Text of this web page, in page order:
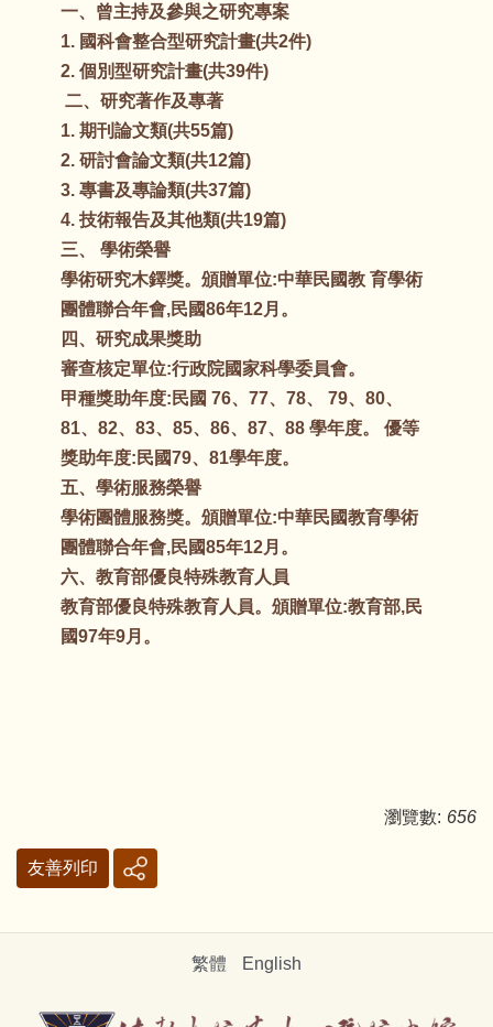
一、曾主持及參與之研究專案
1. 國科會整合型研究計畫(共2件)
2. 個別型研究計畫(共39件)
二、研究著作及專著
1. 期刊論文類(共55篇)
2. 研討會論文類(共12篇)
3. 專書及專論類(共37篇)
4. 技術報告及其他類(共19篇)
三、 學術榮譽
學術研究木鐸獎。頒贈單位:中華民國教 育學術
團體聯合年會,民國86年12月。
四、研究成果獎助
審查核定單位:行政院國家科學委員會。
甲種獎助年度:民國 76、77、78、 79、80、
81、82、83、85、86、87、88 學年度。 優等
獎助年度:民國79、81學年度。
五、學術服務榮譽
學術團體服務獎。頒贈單位:中華民國教育學術
團體聯合年會,民國85年12月。
六、教育部優良特殊教育人員
教育部優良特殊教育人員。頒贈單位:教育部,民
國97年9月。
瀏覽數: 656
友善列印
繁體 English